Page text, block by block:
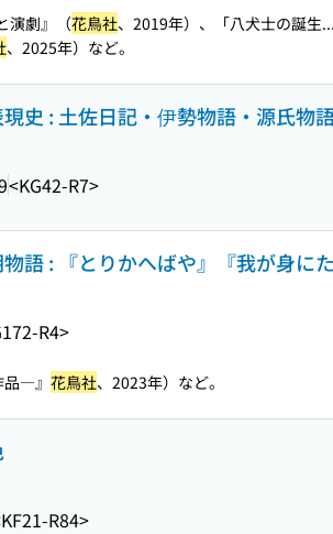
演劇』（花鳥社、2019年）、「八犬士の誕生...
、2025年）など。
史 : 土佐日記・伊勢物語・源氏物
<KG42-R7>
語 : 『とりかへばや』『我が身に
R4>
―』 花鳥社、2023年）など。
R84>